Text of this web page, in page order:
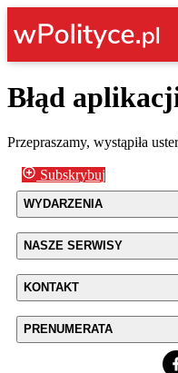
Błąd
Przepraszamy, wystąpiła
Subskrybuj
WYDARZENIA
NASZE SERWISY
KONTAKT
PRENUMERATA